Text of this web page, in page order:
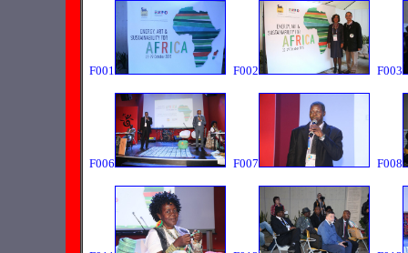
F001 F002 F003
F006 F007 F008